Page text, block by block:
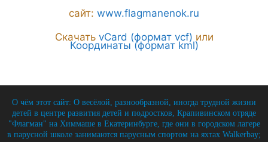
сайт: www.flagmanenok.ru
Скачать vCard (формат vcf) или
Координаты (формат kml)
О чём этот сайт: О весёлой, разнообразной, иногда трудной жизни
детей в центре развития детей и подростков, Крапивинском отряде
"Флагман" на Химмаше в Екатеринбурге, где они в городском лагере
в парусной школе занимаются парусным спортом на яхтах Walkerbay;